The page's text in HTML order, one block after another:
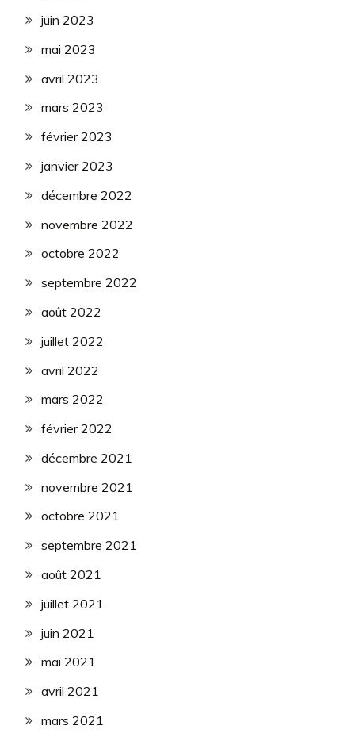
juin 2023
mai 2023
avril 2023
mars 2023
février 2023
janvier 2023
décembre 2022
novembre 2022
octobre 2022
septembre 2022
août 2022
juillet 2022
avril 2022
mars 2022
février 2022
décembre 2021
novembre 2021
octobre 2021
septembre 2021
août 2021
juillet 2021
juin 2021
mai 2021
avril 2021
mars 2021